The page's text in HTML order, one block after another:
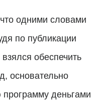
одними словами
по публикации
обеспечить
основательно
программу деньгами